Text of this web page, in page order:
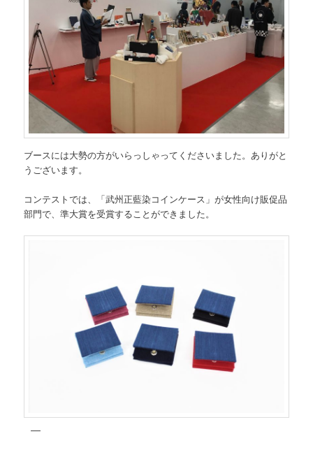
ブースには大勢の方がいらっしゃってくださいました。ありがと
うございます。
コンテストでは、「武州正藍染コインケース」が女性向け販促品
部門で、準大賞を受賞することができました。